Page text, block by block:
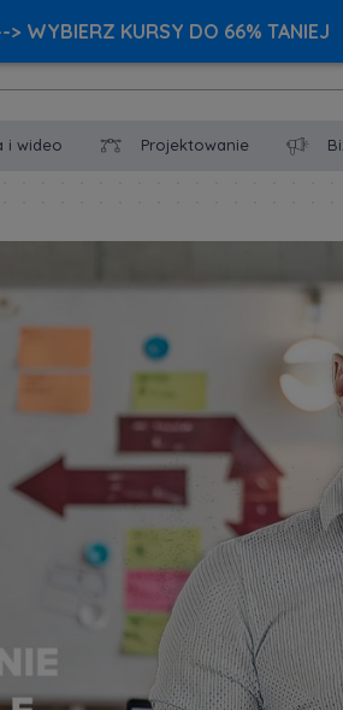
i wideo Projektowanie
WYBIERZ KURSY DO 66% TANIEJ